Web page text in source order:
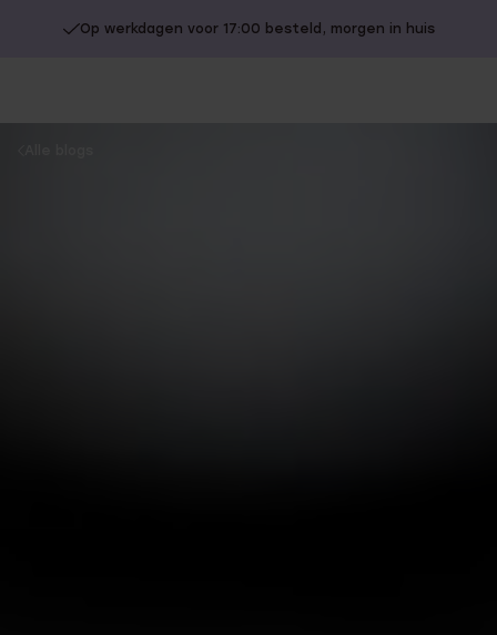
Op werkdagen voor 17:00 besteld, morgen in huis